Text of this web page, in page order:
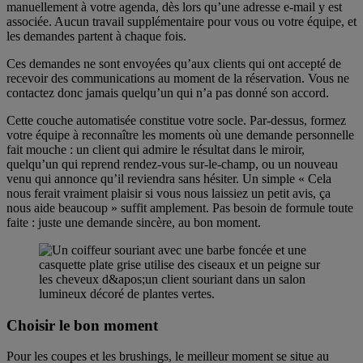
manuellement à votre agenda, dès lors qu’une adresse e-mail y est
associée. Aucun travail supplémentaire pour vous ou votre équipe, et
les demandes partent à chaque fois.
Ces demandes ne sont envoyées qu’aux clients qui ont accepté de
recevoir des communications au moment de la réservation. Vous ne
contactez donc jamais quelqu’un qui n’a pas donné son accord.
Cette couche automatisée constitue votre socle. Par-dessus, formez
votre équipe à reconnaître les moments où une demande personnelle
fait mouche : un client qui admire le résultat dans le miroir,
quelqu’un qui reprend rendez-vous sur-le-champ, ou un nouveau
venu qui annonce qu’il reviendra sans hésiter. Un simple « Cela
nous ferait vraiment plaisir si vous nous laissiez un petit avis, ça
nous aide beaucoup » suffit amplement. Pas besoin de formule toute
faite : juste une demande sincère, au bon moment.
Choisir le bon moment
Pour les coupes et les brushings, le meilleur moment se situe au